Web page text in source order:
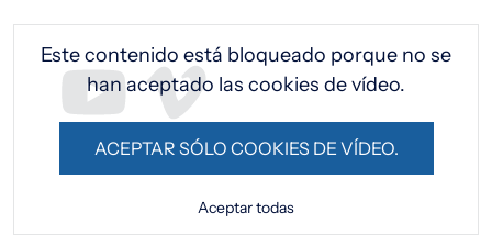
Este contenido está bloqueado porque no se
han aceptado las cookies de vídeo.
ACEPTAR SÓLO COOKIES DE VÍDEO.
Aceptar todas